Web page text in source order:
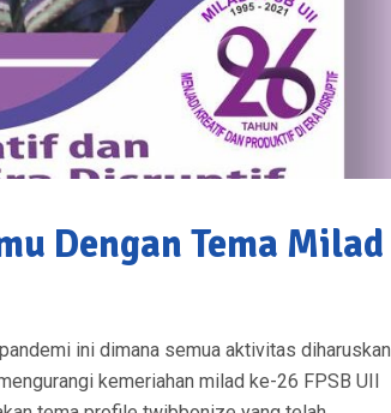
Dengan Tema Milad
ini dimana semua aktivitas diharuskan
kemeriahan milad ke-26 FPSB UII